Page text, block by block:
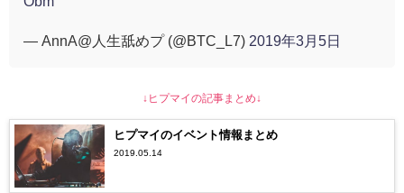
— AnnA@人生舐めプ (@BTC_L7) 2019年3月5日
↓ヒプマイの記事まとめ↓
ヒプマイのイベント情報まとめ
2019.05.14